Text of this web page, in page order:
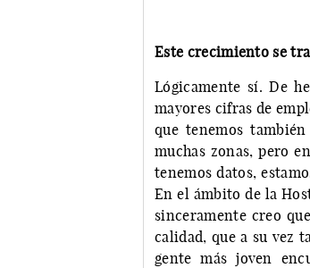
Este crecimiento se
Lógicamente sí. De
mayores cifras de
que tenemos
muchas zonas, pero
tenemos datos,
En el ámbito de la
sinceramente creo
calidad, que a su vez
gente más joven